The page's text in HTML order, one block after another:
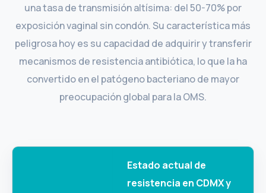
una tasa de transmisión altísima: del 50-70% por
exposición vaginal sin condón. Su característica más
peligrosa hoy es su capacidad de adquirir y transferir
mecanismos de resistencia antibiótica, lo que la ha
convertido en el patógeno bacteriano de mayor
preocupación global para la OMS.
Estado actual de
resistencia en CDMX y